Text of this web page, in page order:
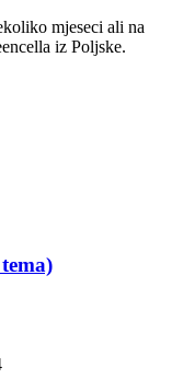
mjeseci ali na
iz Poljske.